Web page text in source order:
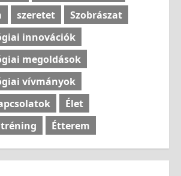
szeretet
Szobrászat
innovációk
megoldások
vívmányok
Élet
Étterem